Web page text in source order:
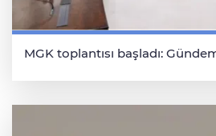
MGK toplantısı başladı: